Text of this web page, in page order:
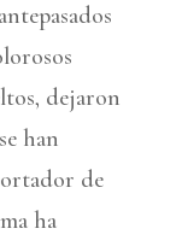
dejaron
han
de
ha